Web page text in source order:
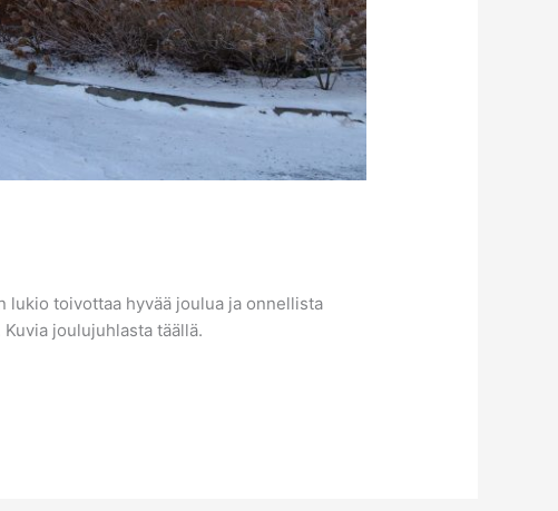
lukio toivottaa hyvää joulua ja onnellista
joulujuhlasta täällä.